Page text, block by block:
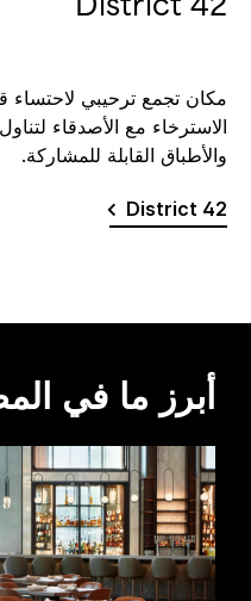
مكان تجمع ترحيبي لاحتساء
الاسترخاء مع الأصدقاء
والأطباق القابلة للمشاركة.
District 42
أبرز ما في